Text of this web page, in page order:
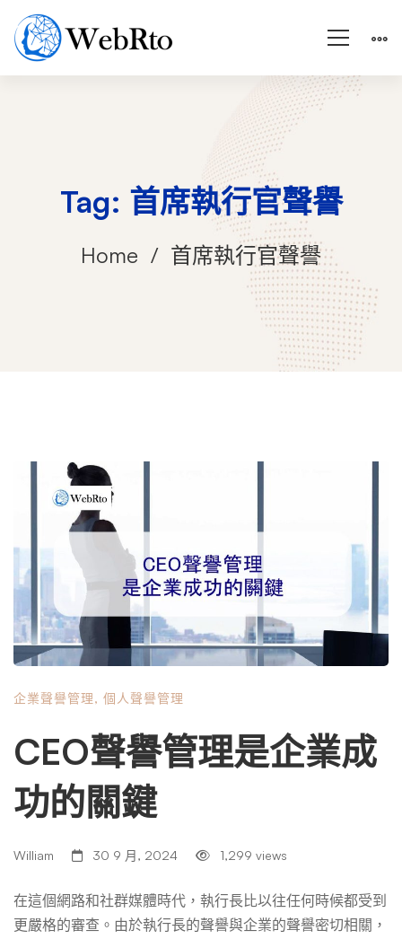
Tag: 首席執行官聲譽
Home 首席執行官聲譽
企業聲譽管理, 個人聲譽管理
CEO聲譽管理是企業成
功的關鍵
William 30 9 月, 2024 1,299 views
在這個網路和社群媒體時代，執行長比以往任何時候都受到
更嚴格的審查。由於執行長的聲譽與企業的聲譽密切相關，